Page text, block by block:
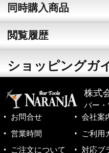
同時購入商品
閲覧履歴
ショッピングガ
株式
バー
お問合せ
会社案
営業時間
ご利用
ご注文について
対応ブ